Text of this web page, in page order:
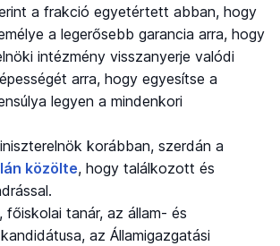
a frakció egyetértett abban, hogy
a legerősebb garancia arra, hogy
intézmény visszanyerje valódi
arra, hogy egyesítse a
legyen a mindenkori
korábban, szerdán a
közölte, hogy találkozott és
főiskolai tanár, az állam- és
az Államigazgatási